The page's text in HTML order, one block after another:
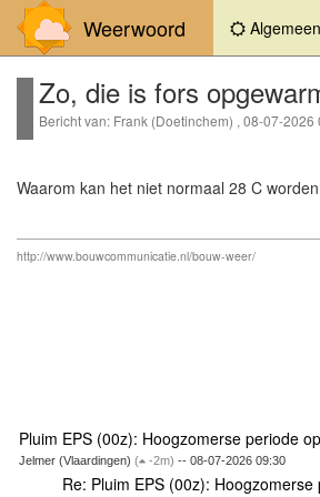
Weerwoord Algemeen
Zo, die is fors
Bericht van: Frank (Doetinchem) , 08-07-2026
Waarom kan het niet normaal 28 C
http://www.bouwcommunicatie.nl/bouw-weer/
Pluim EPS (00z): Hoogzomerse periode
Jelmer (Vlaardingen) ( -2m) -- 08-07-2026 09:30
Re: Pluim EPS (00z):